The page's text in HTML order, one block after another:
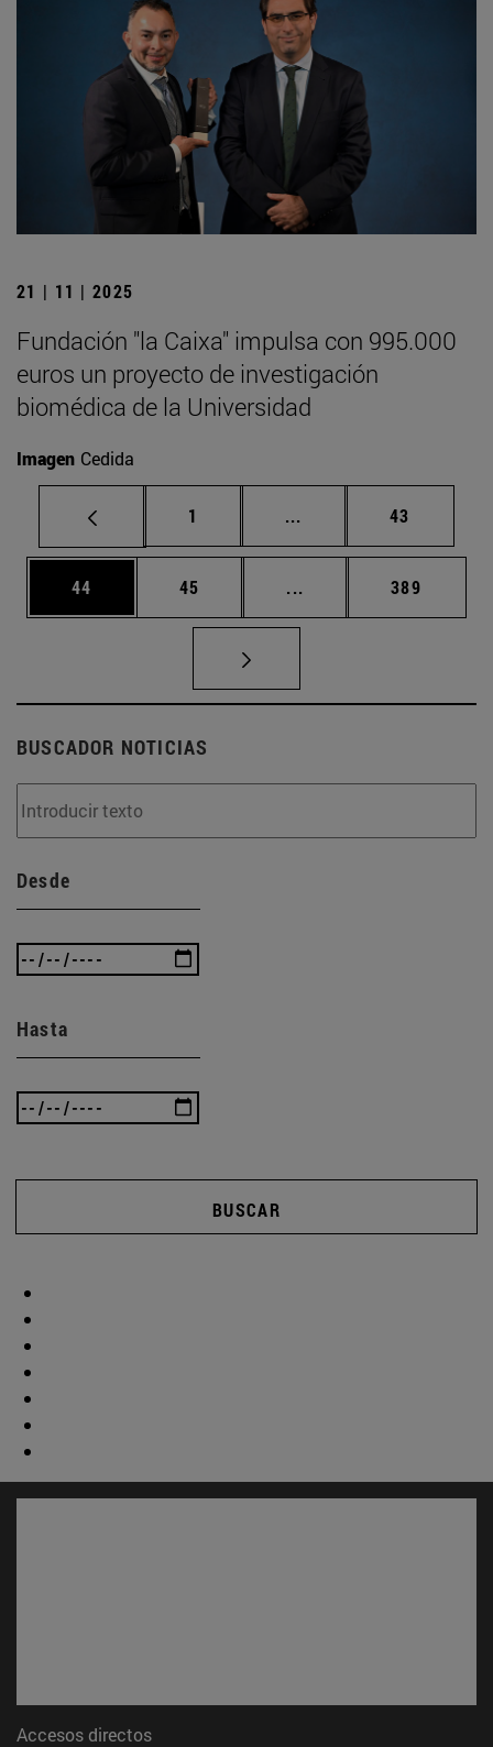
21 | 11 | 2025
Fundación "la Caixa" impulsa con 995.000
euros un proyecto de investigación
biomédica de la Universidad
Imagen Cedida
Página
1 ... Páginas intermedias
Página
43
Página
44 Página
45 ... Páginas intermedias
Página
389
BUSCADOR NOTICIAS
Desde
Hasta
BUSCAR
Accesos directos